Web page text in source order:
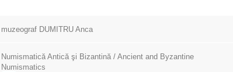
muzeograf DUMITRU Anca
Numismatică Antică şi Bizantină / Ancient and Byzantine
Numismatics